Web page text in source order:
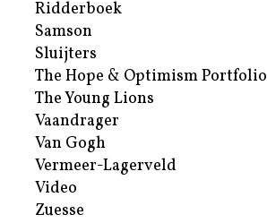
Ridderboek
Samson
Sluijters
The Hope & Optimism Portfolio
The Young Lions
Vaandrager
Van Gogh
Vermeer-Lagerveld
Video
Zuesse